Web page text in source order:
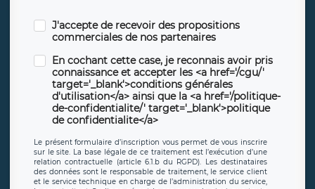
J'accepte de recevoir des propositions
commerciales de nos partenaires
En cochant cette case, je reconnais avoir pris
connaissance et accepter les <a href='/cgu/'
target='_blank'>conditions générales
d'utilisation</a> ainsi que la <a href='/politique-
de-confidentialite/' target='_blank'>politique
de confidentialite</a>
Le présent formulaire d’inscription vous permet de vous inscrire
sur le site. La base légale de ce traitement est l’exécution d’une
relation contractuelle (article 6.1.b du RGPD). Les destinataires
des données sont le responsable de traitement, le service client
et le service technique en charge de l’administration du service,